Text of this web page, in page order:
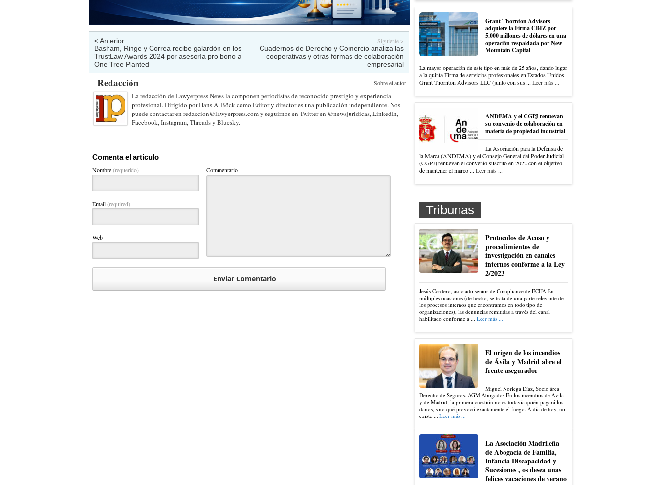
< Anterior
Basham, Ringe y Correa recibe galardón en los
TrustLaw Awards 2024 por asesoría pro bono a
One Tree Planted
Siguiente >
Cuadernos de Derecho y Comercio analiza las
cooperativas y otras formas de colaboración
empresarial
Sobre el autor
Redacción
La redacción de Lawyerpress News la componen periodistas de reconocido prestigio y experiencia
profesional. Dirigido por Hans A. Böck como Editor y director es una publicación independiente. Nos
puede contactar en redaccion@lawyerpress.com y seguirnos en Twitter en @newsjuridicas, LinkedIn,
Facebook, Instagram, Threads y Bluesky.
Comenta el articulo
Nombre(requerido)
Email(required)
Web
Commentario
Grant Thornton Advisors
adquiere la Firma CBIZ por
5.000 millones de dólares en una
operación respaldada por New
Mountain Capital
La mayor operación de este tipo en más de 25 años, dando lugar
a la quinta Firma de servicios profesionales en Estados Unidos
Grant Thornton Advisors LLC (junto con sus ... Leer más ...
ANDEMA y el CGPJ renuevan
su convenio de colaboración en
materia de propiedad industrial
La Asociación para la Defensa de
la Marca (ANDEMA) y el Consejo General del Poder Judicial
(CGPJ) renuevan el convenio suscrito en 2022 con el objetivo
de mantener el marco ... Leer más ...
Tribunas
Protocolos de Acoso y
procedimientos de
investigación en canales
internos conforme a la Ley
2/2023
Jesús Cordero, asociado senior de Compliance de ECIJA En
múltiples ocasiones (de hecho, se trata de una parte relevante de
los procesos internos que encontramos en todo tipo de
organizaciones), las denuncias remitidas a través del canal
habilitado conforme a ... Leer más ...
El origen de los incendios
de Ávila y Madrid abre el
frente asegurador
Miguel Noriega Díaz, Socio área
Derecho de Seguros. AGM Abogados En los incendios de Ávila
y de Madrid, la primera cuestión no es todavía quién pagará los
daños, sino qué provocó exactamente el fuego. A día de hoy, no
existe ... Leer más ...
La Asociación Madrileña
de Abogacía de Familia,
Infancia Discapacidad y
Sucesiones , os desea unas
felices vacaciones de verano